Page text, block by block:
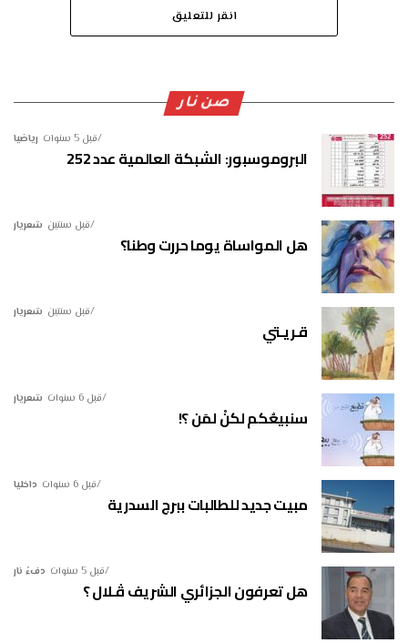
انقر للتعليق
صن نار
رياضيا قبل 5 سنوات
البروموسبور: الشبكة العالمية عدد 252
شعريار قبل سنتين
هل المواساة يوما حررت وطنا؟
شعريار قبل سنتين
قـريـتي
شعريار قبل 6 سنوات
سنبيعُكم لكنْ لمَن ؟!
داخليا قبل 6 سنوات
مبيت جديد للطالبات ببرج السدرية
دفءُ نار قبل 5 سنوات
هل تعرفون الجزائري الشريف ڤـلال ؟